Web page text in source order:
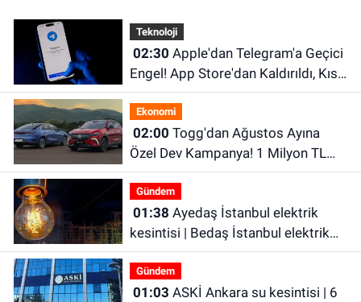
Teknoloji
02:30
Engel! App Store'dan Kaldırıldı, Kısa
Süre Sonra Geri Döndü
Ekonomi
02:00
Özel Dev Kampanya! 1 Milyon TL
Faizsiz Kredi ve Şarj İndirimi Fırsatı
Gündem
01:38
kesintisi | Bedaş İstanbul elektrik
kesintisi | İstanbul’da 21 ilçede
elektrik kesintisi!
Gündem
01:03